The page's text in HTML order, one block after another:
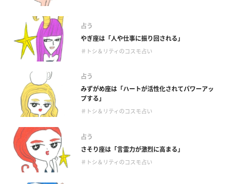
占う
やぎ座は「人や仕事に振り回される」
＃トシ＆リティのコスモ占い
占う
みずがめ座は「ハートが活性化されてパワーアッ
プする」
＃トシ＆リティのコスモ占い
占う
さそり座は「言霊力が激烈に高まる」
＃トシ＆リティのコスモ占い